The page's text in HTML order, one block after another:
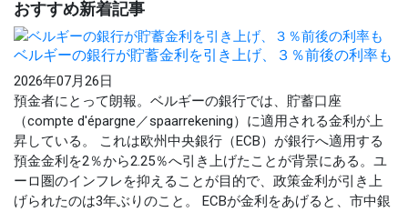
おすすめ新着記事
ベルギーの銀行が貯蓄金利を引き上げ、３％前後の利率も
2026年07月26日
預金者にとって朗報。ベルギーの銀行では、貯蓄口座
（compte d'épargne／spaarrekening）に適用される金利が上
昇している。 これは欧州中央銀行（ECB）が銀行へ適用する
預金金利を2％から2.25％へ引き上げたことが背景にある。ユ
ーロ圏のインフレを抑えることが目的で、政策金利が引き上
げられたのは3年ぶりのこと。 ECBが金利をあげると、市中銀